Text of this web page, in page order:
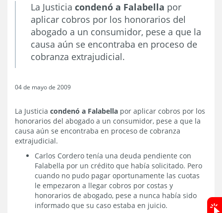
La Justicia condenó a Falabella por
aplicar cobros por los honorarios del
abogado a un consumidor, pese a que la
causa aún se encontraba en proceso de
cobranza extrajudicial.
04 de mayo de 2009
La Justicia condenó a Falabella por aplicar cobros por los
honorarios del abogado a un consumidor, pese a que la
causa aún se encontraba en proceso de cobranza
extrajudicial.
Carlos Cordero tenía una deuda pendiente con
Falabella por un crédito que había solicitado. Pero
cuando no pudo pagar oportunamente las cuotas
le empezaron a llegar cobros por costas y
honorarios de abogado, pese a nunca había sido
informado que su caso estaba en juicio.